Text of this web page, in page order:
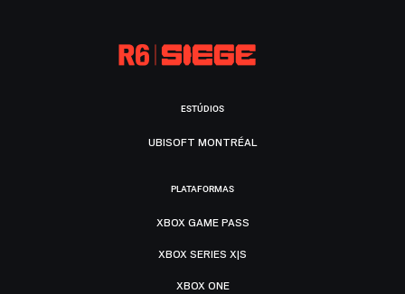
ESTÚDIOS
UBISOFT MONTRÉAL
PLATAFORMAS
XBOX GAME PASS
XBOX SERIES X|S
XBOX ONE